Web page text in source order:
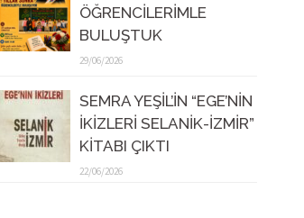
ÖĞRENCİLERİMLE
BULUŞTUK
29/06/2026
SEMRA YEŞİL’İN “EGE’NİN
İKİZLERİ SELANİK-İZMİR”
KİTABI ÇIKTI
22/06/2026